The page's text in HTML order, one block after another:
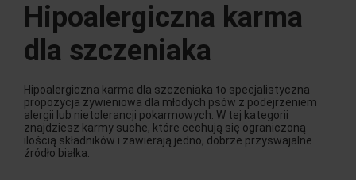
Hipoalergiczna karma
dla szczeniaka
Hipoalergiczna karma dla szczeniaka to specjalistyczna
propozycja żywieniowa dla młodych psów z podejrzeniem
alergii lub nietolerancji pokarmowych. W tej kategorii
znajdziesz karmy suche, które cechują się ograniczoną
ilością składników i zawierają jedno, dobrze przyswajalne
źródło białka.